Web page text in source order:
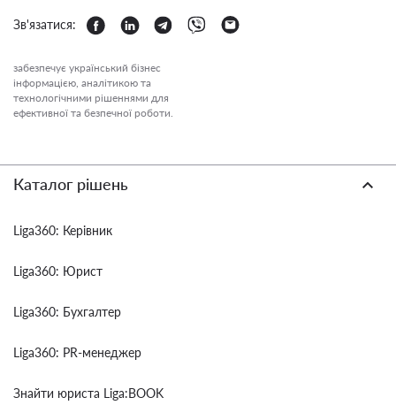
Зв'язатися:
забезпечує український бізнес
інформацією, аналітикою та
технологічними рішеннями для
ефективної та безпечної роботи.
Каталог рішень
Liga360: Керівник
Liga360: Юрист
Liga360: Бухгалтер
Liga360: PR-менеджер
Знайти юриста Liga:BOOK